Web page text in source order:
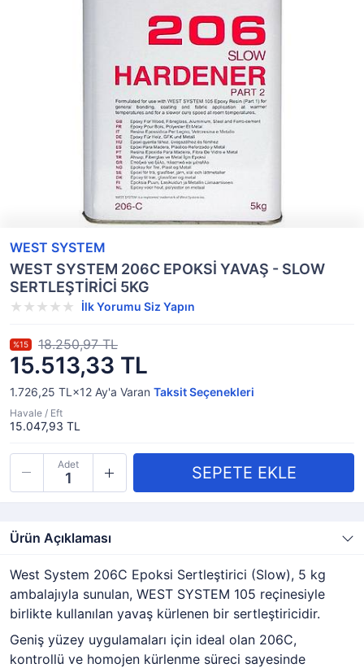
WEST SYSTEM
WEST SYSTEM 206C EPOKSİ YAVAŞ - SLOW
SERTLEŞTİRİCİ 5KG
İlk Yorumu Siz Yapın
15.513,33 TL
%15 18.250,97 TL
1.726,25 TL×12 Ay'a Varan Taksit Seçenekleri
Havale / Eft
15.047,93 TL
Adet
Ürün Açıklaması
West System 206C Epoksi Sertleştirici (Slow), 5 kg
ambalajıyla sunulan, WEST SYSTEM 105 reçinesiyle
birlikte kullanılan yavaş kürlenen bir sertleştiricidir.
Geniş yüzey uygulamaları için ideal olan 206C,
kontrollü ve homojen kürlenme süreci sayesinde